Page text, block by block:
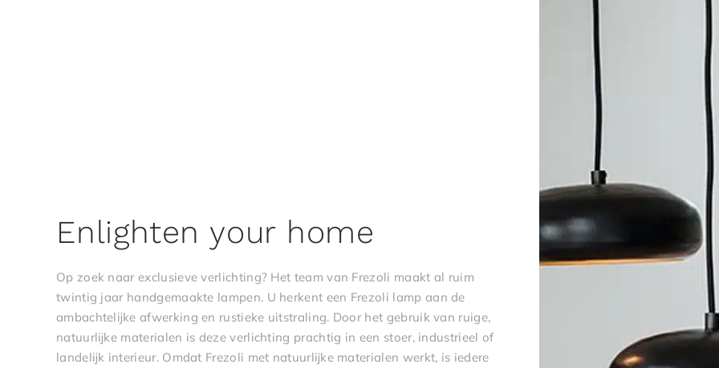
Enlighten your home
Op zoek naar exclusieve verlichting? Het team van Frezoli maakt al ruim
twintig jaar handgemaakte lampen. U herkent een Frezoli lamp aan de
ambachtelijke afwerking en rustieke uitstraling. Door het gebruik van ruige,
natuurlijke materialen is deze verlichting prachtig in een stoer, industrieel of
landelijk interieur. Omdat Frezoli met natuurlijke materialen werkt, is iedere